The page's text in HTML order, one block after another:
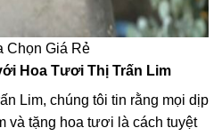
Chọn Giá Rẻ
Hoa Tươi Thị Trấn Lim
Lim, chúng tôi tin rằng mọi dịp
và tặng hoa tươi là cách tuyệt